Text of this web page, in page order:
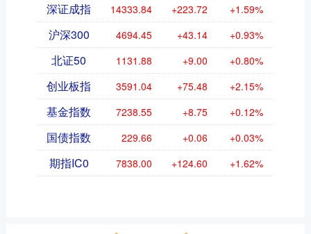
深证成指 14333.84 +223.72 +1.59%
沪深300 4694.45 +43.14 +0.93%
北证50 1131.88 +9.00 +0.80%
创业板指 3591.04 +75.48 +2.15%
基金指数 7238.55 +8.75 +0.12%
国债指数 229.66 +0.06 +0.03%
期指IC0 7838.00 +124.60 +1.62%